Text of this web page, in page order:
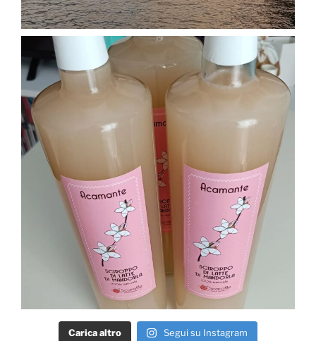
Carica altro Segui su Instagram